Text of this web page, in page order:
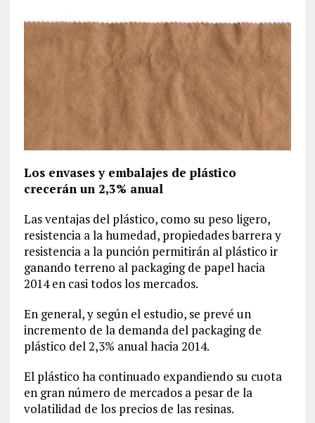
Los envases y embalajes de plástico
crecerán un 2,3% anual
Las ventajas del plástico, como su peso ligero,
resistencia a la humedad, propiedades barrera y
resistencia a la punción permitirán al plástico ir
ganando terreno al packaging de papel hacia
2014 en casi todos los mercados.
En general, y según el estudio, se prevé un
incremento de la demanda del packaging de
plástico del 2,3% anual hacia 2014.
El plástico ha continuado expandiendo su cuota
en gran número de mercados a pesar de la
volatilidad de los precios de las resinas.